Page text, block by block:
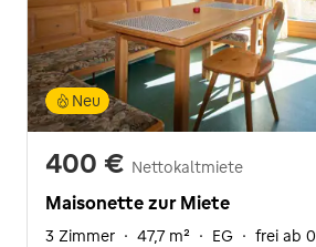
Neu
400 € Nettokaltmiete
Maisonette zur Miete
3 Zimmer · 47,7 m² · EG · frei ab